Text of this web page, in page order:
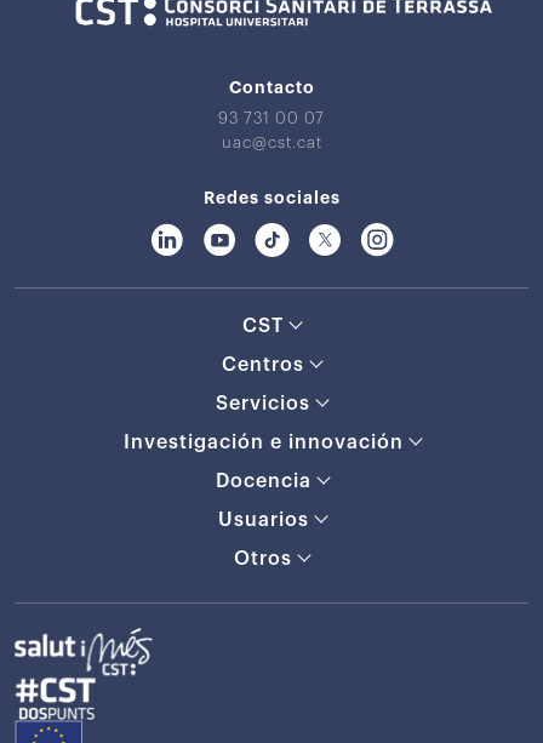
Contacto
93 731 00 07
uac@cst.cat
Redes sociales
CST
Centros
Servicios
Investigación e innovación
Docencia
Usuarios
Otros